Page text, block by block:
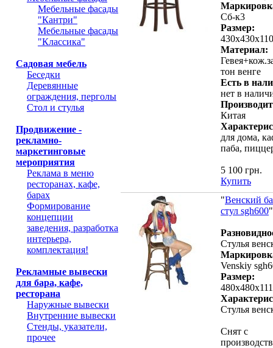
Мебельные фасады
"Кантри"
Мебельные фасады
"Классика"
Садовая мебель
Беседки
Деревянные
ограждения, перголы
Стол и стулья
Продвижение -
рекламно-
маркетинговые
мероприятия
Реклама в меню
ресторанах, кафе,
барах
Формирование
концепции
заведения, разработка
интерьера,
комплектация!
Рекламные вывески
для бара, кафе,
ресторана
Наружные вывески
Внутренние вывески
Стенды, указатели,
прочее
Сб-к3
Размер:
Материал:
тон венге
Есть в
нет в
Китая
для дома,
паба,
5 100 грн.
Купить
"Венский
стул sgh600"
Стулья
Venskiy
Размер:
Стулья
Снят с